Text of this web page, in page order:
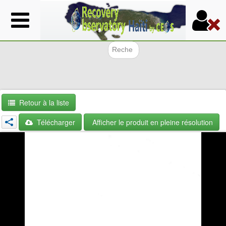
Aller
au
contenu
Retour à la liste
Télécharger
Afficher le produit en pleine résolution